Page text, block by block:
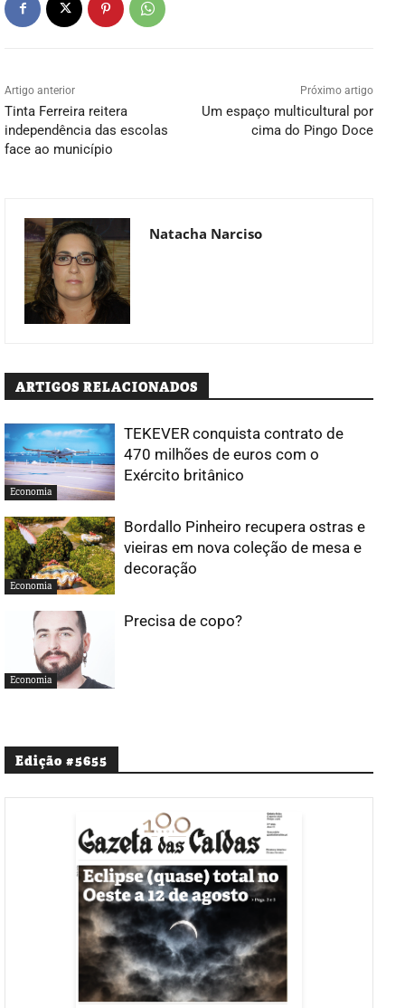
Artigo anterior
Tinta Ferreira reitera
independência das escolas
face ao município
Próximo artigo
Um espaço multicultural por
cima do Pingo Doce
Natacha Narciso
ARTIGOS RELACIONADOS
Economia
TEKEVER conquista contrato de
470 milhões de euros com o
Exército britânico
Economia
Bordallo Pinheiro recupera ostras e
vieiras em nova coleção de mesa e
decoração
Economia
Precisa de copo?
Edição #5655